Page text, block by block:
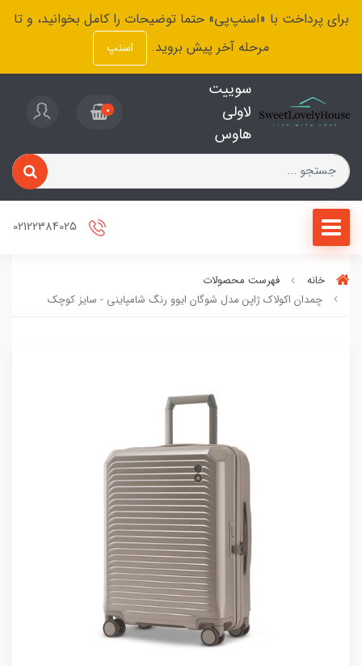
برای پرداخت با «اسنپ‌پی» حتما توضیحات را کامل بخوانید، و تا
مرحله آخر پیش بروید.
اسنپ
سوییت
لاولی
هاوس
0
خانه
فهرست محصولات
چمدان اکولاک ژاپن مدل شوگان ایوو رنگ شامپاینی - سایز کوچک